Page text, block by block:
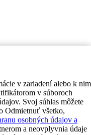
v zariadení alebo k nim
v súboroch
Svoj súhlas môžete
Odmietnuť všetko,
osobných údajov a
a neovplyvnia údaje